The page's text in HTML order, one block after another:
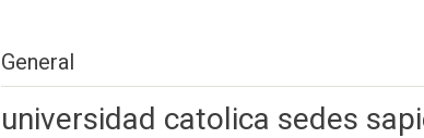
General
universidad catolica sedes